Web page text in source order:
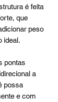
é feita
que
peso
ideal.
pontas
a
possa
e com